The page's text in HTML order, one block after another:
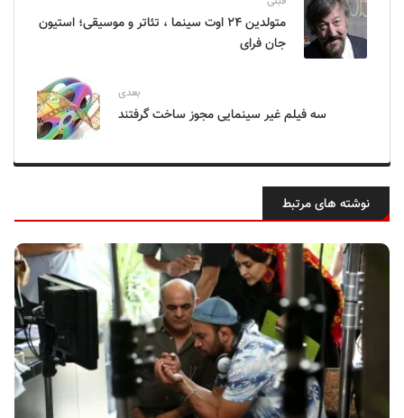
متولدین ۲۴ اوت سینما ، تئاتر و موسیقی؛ استیون
جان فرای
بعدی
سه فیلم غیر سینمایی مجوز ساخت گرفتند
نوشته های مرتبط